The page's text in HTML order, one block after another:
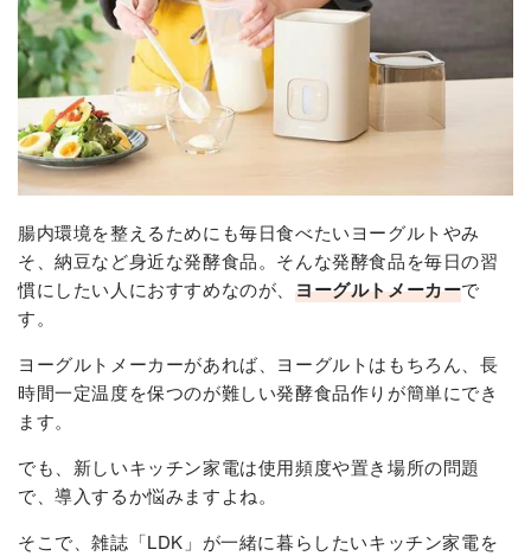
腸内環境を整えるためにも毎日食べたいヨーグルトやみ
そ、納豆など身近な発酵食品。そんな発酵食品を毎日の習
慣にしたい人におすすめなのが、 ヨーグルトメーカーで
す。
ヨーグルトメーカーがあれば、ヨーグルトはもちろん、長
時間一定温度を保つのが難しい発酵食品作りが簡単にでき
ます。
でも、新しいキッチン家電は使用頻度や置き場所の問題
で、導入するか悩みますよね。
そこで、雑誌「LDK」が一緒に暮らしたいキッチン家電を